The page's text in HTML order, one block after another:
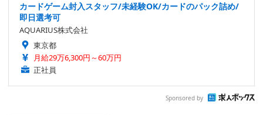
カードゲーム封入スタッフ/未経験OK/カードのパック詰め/
即日選考可
AQUARIUS株式会社
東京都
月給29万6,300円～60万円
正社員
Sponsored by